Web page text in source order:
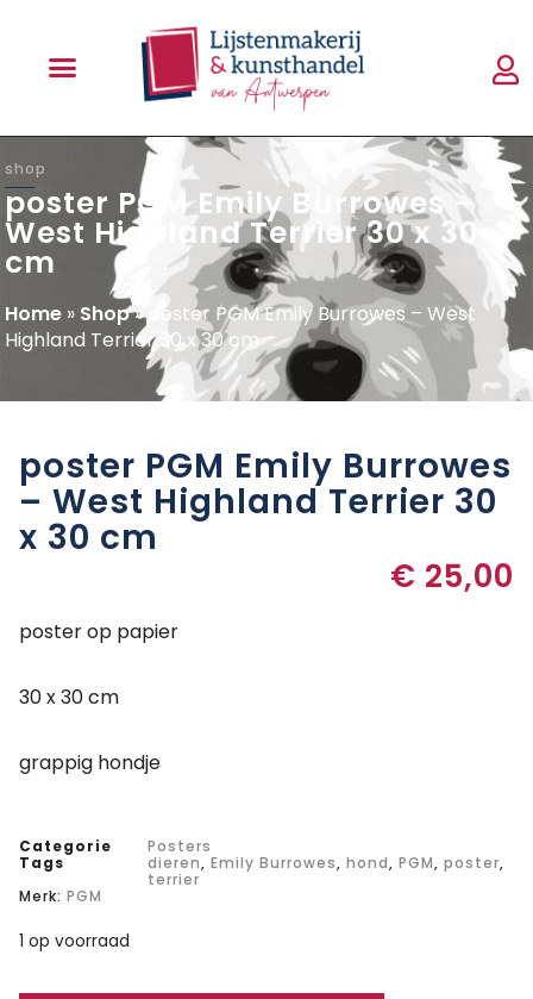
shop
poster PGM Emily Burrowes –
West Highland Terrier 30 x 30
cm
Home » Shop» poster PGM Emily Burrowes – West
Highland Terrier 30 x 30 cm
poster PGM Emily Burrowes
– West Highland Terrier 30
x 30 cm
€ 25,00
poster op papier
30 x 30 cm
grappig hondje
Categorie
Posters
Tags
dieren, Emily Burrowes, hond, PGM, poster,
terrier
Merk: PGM
1 op voorraad